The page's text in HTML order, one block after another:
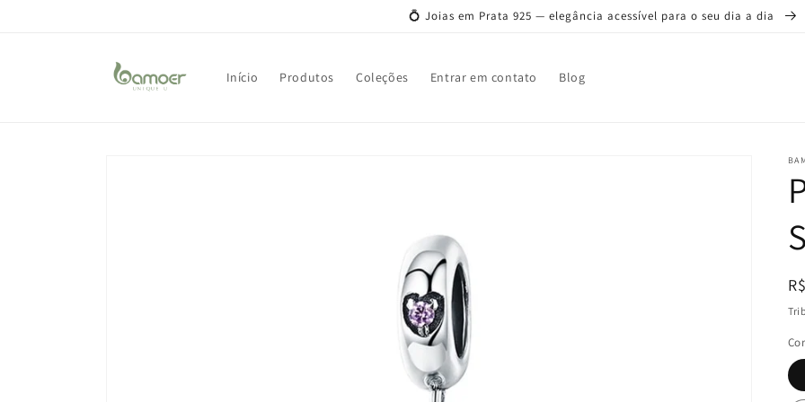
💍 Joias em Prata 925 — elegância acessível para o seu dia a dia
Início Produtos Coleções Entrar em contato Blog
Cor